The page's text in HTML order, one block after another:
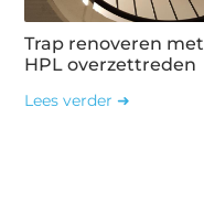
Trap renoveren met
HPL overzettreden
Lees verder ➜